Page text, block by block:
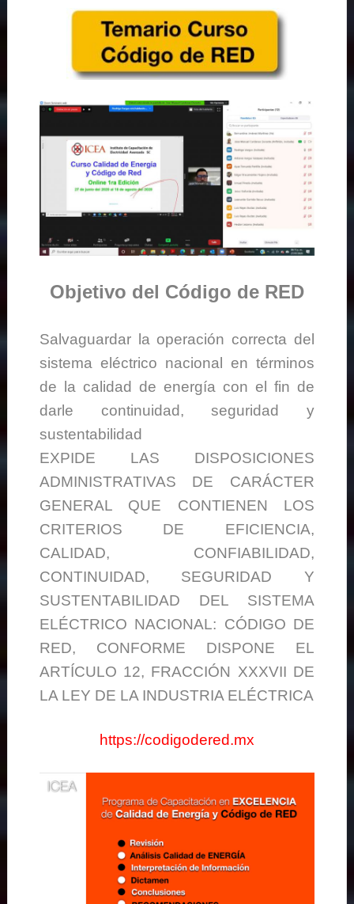
Objetivo del Código de RED
Salvaguardar la operación correcta del
sistema eléctrico nacional en términos
de la calidad de energía con el fin de
darle continuidad, seguridad y
sustentabilidad
EXPIDE LAS DISPOSICIONES
ADMINISTRATIVAS DE CARÁCTER
GENERAL QUE CONTIENEN LOS
CRITERIOS DE EFICIENCIA,
CALIDAD, CONFIABILIDAD,
CONTINUIDAD, SEGURIDAD Y
SUSTENTABILIDAD DEL SISTEMA
ELÉCTRICO NACIONAL: CÓDIGO DE
RED, CONFORME DISPONE EL
ARTÍCULO 12, FRACCIÓN XXXVII DE
LA LEY DE LA INDUSTRIA ELÉCTRICA
https://codigodered.mx